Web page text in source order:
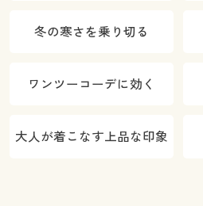
冬の寒さを乗り切る
ワンツーコーデに効く
大人が着こなす上品な印象